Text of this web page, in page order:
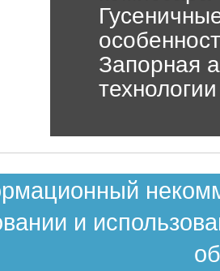
Запорная
и